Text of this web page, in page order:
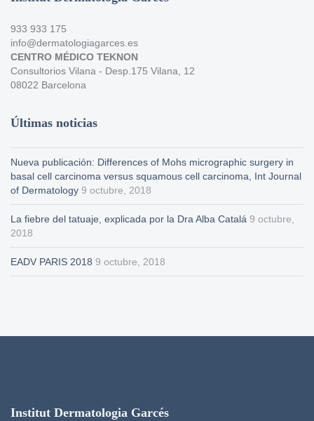
933 933 175
info@dermatologiagarces.es
CENTRO MÉDICO TEKNON
Consultorios Vilana - Desp.175 Vilana, 12
08022 Barcelona
Últimas noticias
Nueva publicación: Differences of Mohs micrographic surgery in
basal cell carcinoma versus squamous cell carcinoma, Int Journal
of Dermatology 9 octubre, 2018
La fiebre del tatuaje, explicada por la Dra Alba Catalá 9 octubre,
2018
EADV PARIS 2018 9 octubre, 2018
Institut Dermatologia Garcés